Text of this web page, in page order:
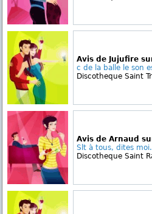
Avis de Jujufire
c de la balle le son
Discotheque Saint
Avis de Arnaud
Slt à tous, dites
Discotheque Saint